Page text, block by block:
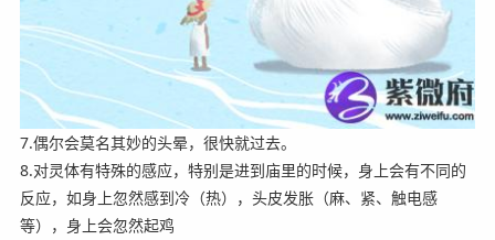
7.偶尔会莫名其妙的头晕，很快就过去。
8.对灵体有特殊的感应，特别是进到庙里的时候，身上会有不同的
反应，如身上忽然感到冷（热），头皮发胀（麻、紧、触电感
等），身上会忽然起鸡